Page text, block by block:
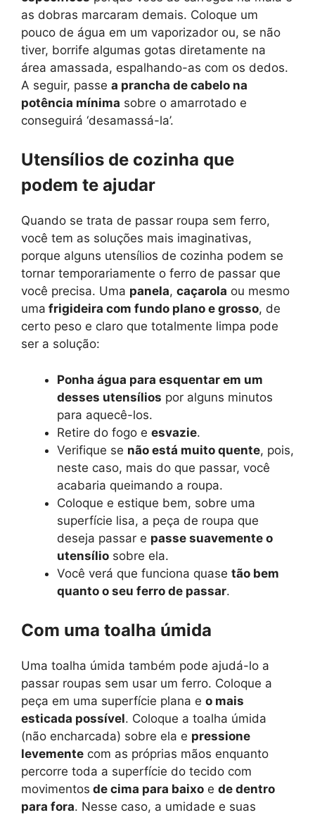
as dobras marcaram demais. Coloque um
pouco de água em um vaporizador ou, se não
tiver, borrife algumas gotas diretamente na
área amassada, espalhando-as com os dedos.
A seguir, passe a prancha de cabelo na
potência mínima sobre o amarrotado e
conseguirá ‘desamassá-la’.
Utensílios de cozinha que
podem te ajudar
Quando se trata de passar roupa sem ferro,
você tem as soluções mais imaginativas,
porque alguns utensílios de cozinha podem se
tornar temporariamente o ferro de passar que
você precisa. Uma panela, caçarola ou mesmo
uma frigideira com fundo plano e grosso, de
certo peso e claro que totalmente limpa pode
ser a solução:
Ponha água para esquentar em um
desses utensílios por alguns minutos
para aquecê-los.
Retire do fogo e esvazie.
Verifique se não está muito quente, pois,
neste caso, mais do que passar, você
acabaria queimando a roupa.
Coloque e estique bem, sobre uma
superfície lisa, a peça de roupa que
deseja passar e passe suavemente o
utensílio sobre ela.
Você verá que funciona quase tão bem
quanto o seu ferro de passar.
Com uma toalha úmida
Uma toalha úmida também pode ajudá-lo a
passar roupas sem usar um ferro. Coloque a
peça em uma superfície plana e o mais
esticada possível. Coloque a toalha úmida
(não encharcada) sobre ela e pressione
levemente com as próprias mãos enquanto
percorre toda a superfície do tecido com
movimentos de cima para baixo e de dentro
para fora. Nesse caso, a umidade e suas